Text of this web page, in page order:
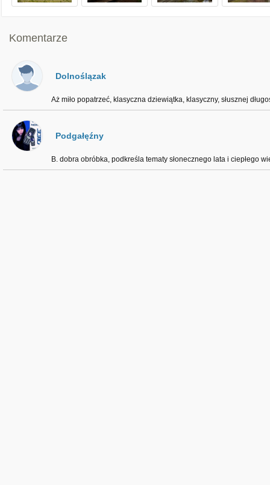
Komentarze
Dolnoślązak
Aż miło popatrzeć, klasyczna dziewiątka, klasyczny, słusznej
Podgałęźny
B. dobra obróbka, podkreśla tematy słonecznego lata i ciepłego